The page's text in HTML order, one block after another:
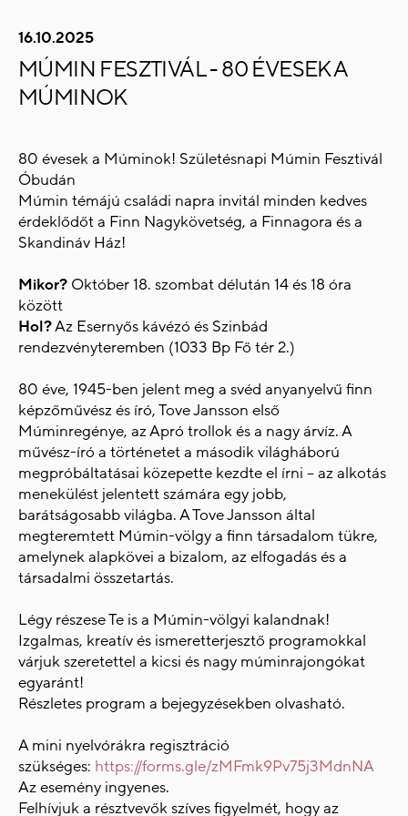
16.10.2025
MÚMIN FESZTIVÁL - 80 ÉVESEK A
MÚMINOK
80 évesek a Múminok! Születésnapi Múmin Fesztivál
Óbudán
Múmin témájú családi napra invitál minden kedves
érdeklődőt a Finn Nagykövetség, a Finnagora és a
Skandináv Ház!
Mikor? Október 18. szombat délután 14 és 18 óra
között
Hol?Az Esernyős kávézó és Szinbád
rendezvényteremben (1033 Bp Fő tér 2.)
80 éve, 1945-ben jelent meg a svéd anyanyelvű finn
képzőművész és író, Tove Jansson első
Múminregénye, az Apró trollok és a nagy árvíz. A
művész-író a történetet a második világháború
megpróbáltatásai közepette kezdte el írni – az alkotás
menekülést jelentett számára egy jobb,
barátságosabb világba. A Tove Jansson által
megteremtett Múmin-völgy a finn társadalom tükre,
amelynek alapkövei a bizalom, az elfogadás és a
társadalmi összetartás.
Légy részese Te is a Múmin-völgyi kalandnak!
Izgalmas, kreatív és ismeretterjesztő programokkal
várjuk szeretettel a kicsi és nagy múminrajongókat
egyaránt!
Részletes program a bejegyzésekben olvasható.
A mini nyelvórákra regisztráció
szükséges: https://forms.gle/zMFmk9Pv75j3MdnNA
Az esemény ingyenes.
Felhívjuk a résztvevők szíves figyelmét, hogy az